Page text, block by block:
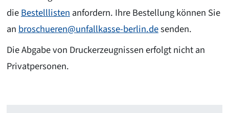
dieBestelllisten anfordern. Ihre Bestellung können Sie
an broschueren@unfallkasse-berlin.desenden.
Die Abgabe von Druckerzeugnissen erfolgt nicht an
Privatpersonen.